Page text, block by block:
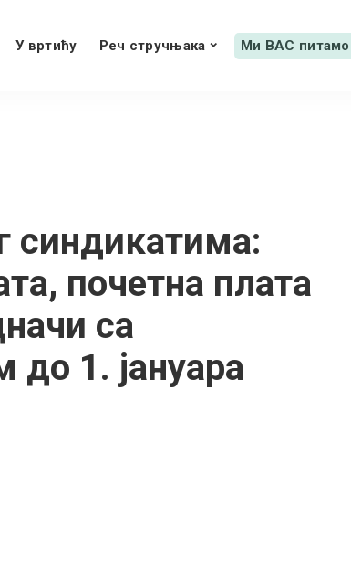
У вртићу Реч стручњака Ми ВАС питамо
синдикатима:
почетна плата
са
1. јануара